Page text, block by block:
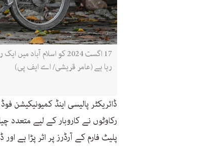
17 اگست 2024 کو اسلام
رہا ہے (عامر قریشی/ اے ایف پی)
ڈائریکٹر پالیسی اینڈ کمیونیکیشن
رکاوٹوں نے کاروبار کے لیے متعدد
پلیٹ فارم کے آرڈرز پر اثر پڑا ہے